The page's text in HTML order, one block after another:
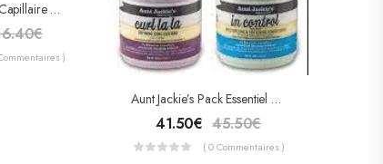
Pack Traitement Capillaire Xtreme Pouss Huile De Serpent + Satin Sleep Cap
€
)
Aunt Jackie’s Pack Essentiel Curls & Coile
41.50€ 45.50€
( 0 Commentaires )